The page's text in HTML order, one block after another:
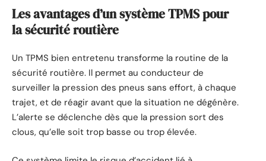
Les avantages d’un système TPMS pour
la sécurité routière
Un TPMS bien entretenu transforme la routine de la
sécurité routière. Il permet au conducteur de
surveiller la pression des pneus sans effort, à chaque
trajet, et de réagir avant que la situation ne dégénère.
L’alerte se déclenche dès que la pression sort des
clous, qu’elle soit trop basse ou trop élevée.